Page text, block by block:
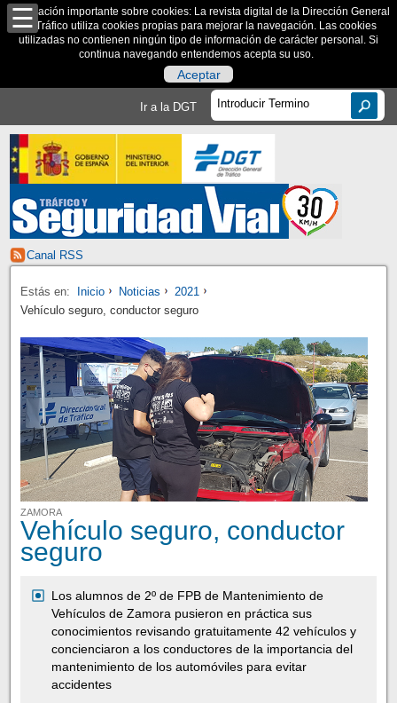
Información importante sobre cookies: La revista digital de la Dirección General
de Tráfico utiliza cookies propias para mejorar la navegación. Las cookies
utilizadas no contienen ningún tipo de información de carácter personal. Si
continua navegando entendemos acepta su uso.
Aceptar
Ir a la DGT
Canal RSS
Estás en: Inicio Noticias
2021
Vehículo seguro, conductor seguro
ZAMORA
Vehículo seguro, conductor
seguro
Los alumnos de 2º de FPB de Mantenimiento de
Vehículos de Zamora pusieron en práctica sus
conocimientos revisando gratuitamente 42 vehículos y
concienciaron a los conductores de la importancia del
mantenimiento de los automóviles para evitar
accidentes